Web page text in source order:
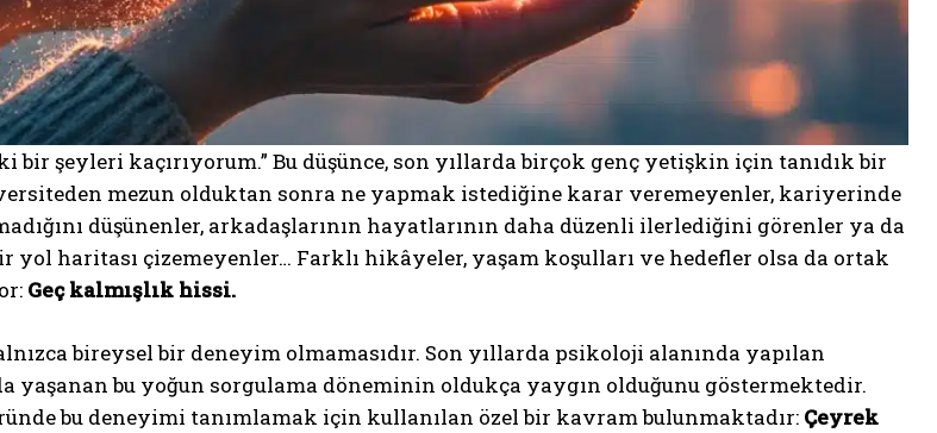
bir şeyleri kaçırıyorum.” Bu düşünce, son yıllarda birçok genç yetişkin için tanıdık bir
mezun olduktan sonra ne yapmak istediğine karar veremeyenler, kariyerinde
düşünenler, arkadaşlarının hayatlarının daha düzenli ilerlediğini görenler ya da
yol haritası çizemeyenler… Farklı hikâyeler, yaşam koşulları ve hedefler olsa da ortak
Geç kalmışlık hissi.
bireysel bir deneyim olmamasıdır. Son yıllarda psikoloji alanında yapılan
yaşanan bu yoğun sorgulama döneminin oldukça yaygın olduğunu göstermektedir.
bu deneyimi tanımlamak için kullanılan özel bir kavram bulunmaktadır: Çeyrek